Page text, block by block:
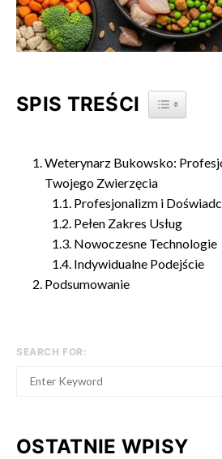
SPIS TREŚCI TOGGLE
Weterynarz Bukowsko:
Twojego Zwierzęcia
Profesjonalizm i
Pełen Zakres Usług
Nowoczesne Technologie
Indywidualne Podejście
Podsumowanie
SEARCH FOR:
OSTATNIE WPISY